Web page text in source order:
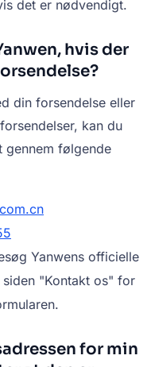
det er nødvendigt.
hvis der
din forsendelse eller
kan du
gennem følgende
Yanwens officielle
"Kontakt os" for
for min